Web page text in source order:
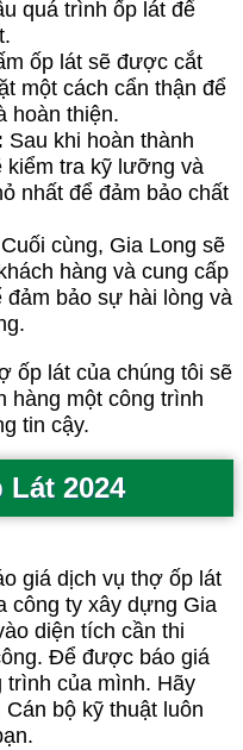
quá trình ốp lát để
ốp lát sẽ được cắt
một cách cẩn thận để
hoàn thiện.
Sau khi hoàn thành
kiểm tra kỹ lưỡng và
nhất để đảm bảo chất
Cuối cùng, Gia Long sẽ
hàng và cung cấp
đảm bảo sự hài lòng và
ốp lát của chúng tôi sẽ
hàng một công trình
tin cậy.
Lát 2024
giá dịch vụ thợ ốp lát
công ty xây dựng Gia
diện tích cần thi
Để được báo giá
trình của mình. Hãy
bộ kỹ thuật luôn